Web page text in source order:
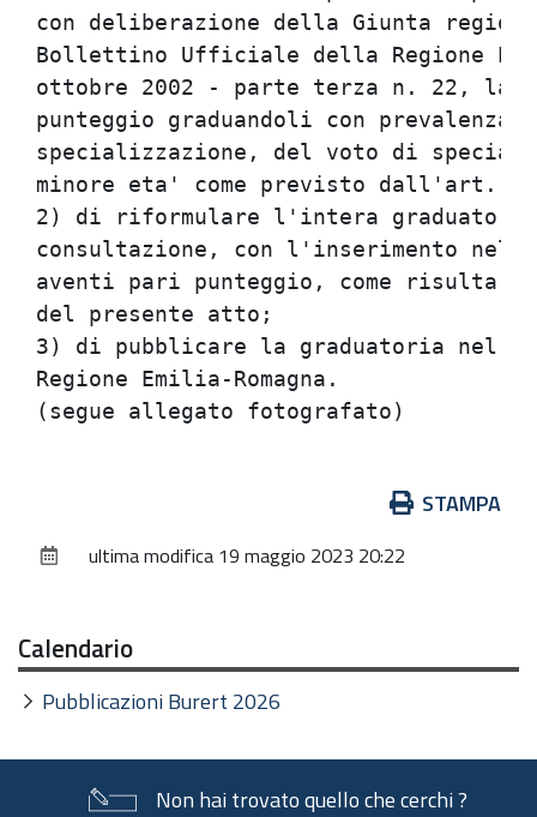
con deliberazione della
Bollettino Ufficiale della
ottobre 2002 - parte terza n.
punteggio graduandoli con
specializzazione, del voto
minore eta' come previsto
2) di riformulare l'intera
consultazione, con
aventi pari punteggio, come
del
3) di pubblicare la
Regione
documento
STAMPA
ultima modifica 19 maggio 2023 20:22
Calendario
Pubblicazioni Burert 2026
Non hai trovato quello che cerchi ?